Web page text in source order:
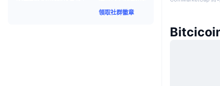
領取社群徽章